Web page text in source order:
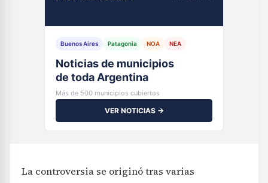
Buenos Aires Patagonia NOA NEA
Noticias de municipios
de toda Argentina
Más de 500 municipios cubiertos
VER NOTICIAS →
La controversia se originó tras varias